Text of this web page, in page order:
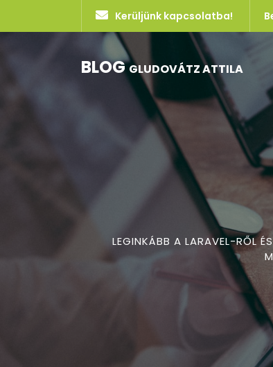
Kerüljünk kapcsolatba!
BLOGGLUDOVÁTZ ATTILA
LEGINKÁBB A LARAVEL-RŐL